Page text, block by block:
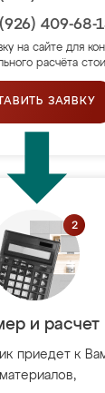
409-68-
на сайте для
расчёта
ЗАЯВКУ
и расчет
приедет к
материалов,